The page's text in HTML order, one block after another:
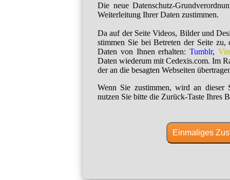
Die neue Datenschutz-
Weiterleitung Ihrer Daten zustimmen.
Da auf der Seite Videos, Bilder und
stimmen Sie bei Betreten der Seite zu,
Daten von Ihnen erhalten:Tumblr,
Daten wiederum mit Cedexis.com. Im
der an die besagten Webseiten
Wenn Sie zustimmen, wird an dieser
nutzen Sie bitte die Zurück-Taste Ihres
Einmaliges